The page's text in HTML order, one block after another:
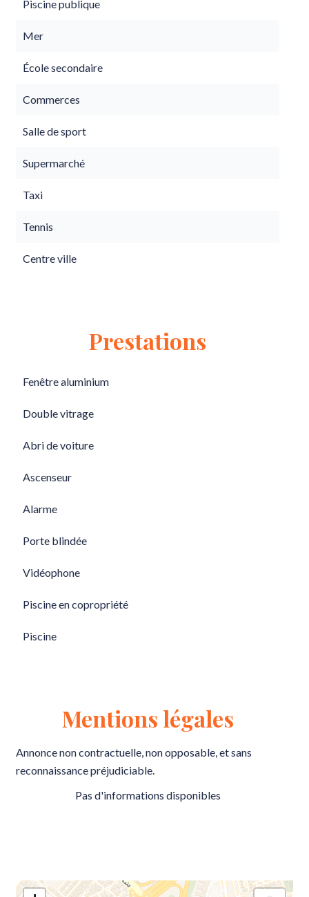
Piscine publique
Mer
École secondaire
Commerces
Salle de sport
Supermarché
Taxi
Tennis
Centre ville
Prestations
Fenêtre aluminium
Double vitrage
Abri de voiture
Ascenseur
Alarme
Porte blindée
Vidéophone
Piscine en copropriété
Piscine
Mentions légales
Annonce non contractuelle, non opposable, et sans
reconnaissance préjudiciable.
Pas d'informations disponibles